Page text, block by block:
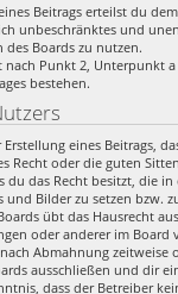
Beitrags erteilst du
unbeschränktes und
des Boards zu nutzen.
nach Punkt 2, Unterpunkt
bestehen.
eines Beitrags,
Recht oder die guten
du das Recht besitzt, die
und Bilder zu setzen bzw.
übt das Hausrecht
oder anderer im Board
Abmahnung zeitweise
ausschließen und dir
dass der Betreiber